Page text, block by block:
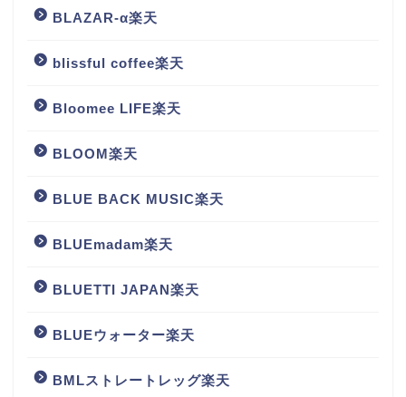
BLAZAR-α楽天
blissful coffee楽天
Bloomee LIFE楽天
BLOOM楽天
BLUE BACK MUSIC楽天
BLUEmadam楽天
BLUETTI JAPAN楽天
BLUEウォーター楽天
BMLストレートレッグ楽天